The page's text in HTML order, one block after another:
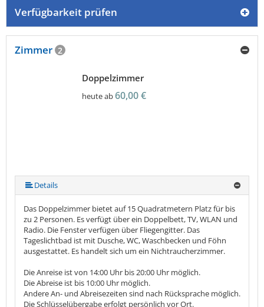
Camping &
Trekkingplätze
bei uns
Verfügbarkeit prüfen
Zimmer 2
Doppelzimmer
heute ab60,00 €
Details
Das Doppelzimmer bietet auf 15 Quadratmetern Platz für bis
zu 2 Personen. Es verfügt über ein Doppelbett, TV, WLAN und
Radio. Die Fenster verfügen über Fliegengitter. Das
Tageslichtbad ist mit Dusche, WC, Waschbecken und Föhn
ausgestattet. Es handelt sich um ein Nichtraucherzimmer.
Die Anreise ist von 14:00 Uhr bis 20:00 Uhr möglich.
Die Abreise ist bis 10:00 Uhr möglich.
Andere An- und Abreisezeiten sind nach Rücksprache möglich.
Die Schlüsselübergabe erfolgt persönlich vor Ort.